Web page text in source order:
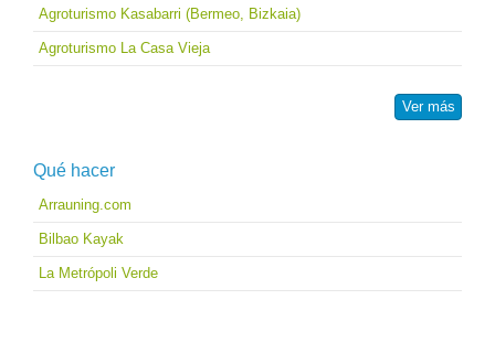
Agroturismo Kasabarri (Bermeo, Bizkaia)
Agroturismo La Casa Vieja
Ver más
Qué hacer
Arrauning.com
Bilbao Kayak
La Metrópoli Verde